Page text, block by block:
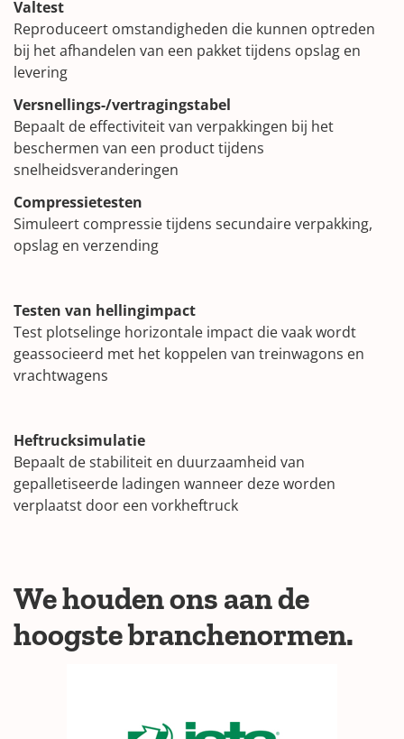
Valtest
Reproduceert omstandigheden die kunnen optreden
bij het afhandelen van een pakket tijdens opslag en
levering
Versnellings-/vertragingstabel
Bepaalt de effectiviteit van verpakkingen bij het
beschermen van een product tijdens
snelheidsveranderingen
Compressietesten
Simuleert compressie tijdens secundaire verpakking,
opslag en verzending
Testen van hellingimpact
Test plotselinge horizontale impact die vaak wordt
geassocieerd met het koppelen van treinwagons en
vrachtwagens
Heftrucksimulatie
Bepaalt de stabiliteit en duurzaamheid van
gepalletiseerde ladingen wanneer deze worden
verplaatst door een vorkheftruck
We houden ons aan de
hoogste branchenormen.